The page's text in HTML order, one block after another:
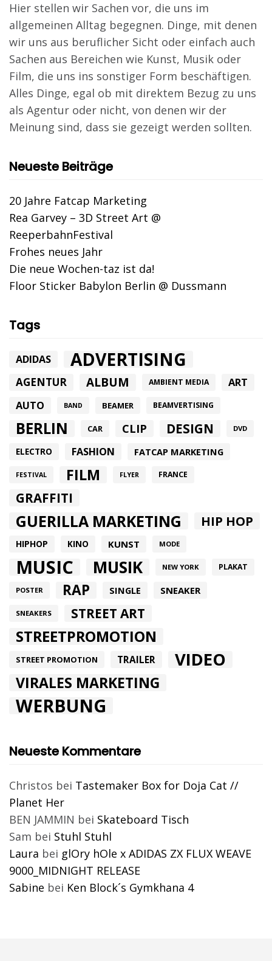
Hier stellen wir Sachen vor, die uns im
allgemeinen Alltag begegnen. Dinge, mit denen
wir uns aus beruflicher Sicht oder einfach auch
Sachen aus Bereichen wie Kunst, Musik oder
Film, die uns ins sonstiger Form beschäftigen.
Alles Dinge, egal ob mit direktem Bezug zu uns
als Agentur oder nicht, von denen wir der
Meinung sind, dass sie gezeigt werden sollten.
Neueste Beiträge
20 Jahre Fatcap Marketing
Rea Garvey – 3D Street Art @
ReeperbahnFestival
Frohes neues Jahr
Die neue Wochen-taz ist da!
Floor Sticker Babylon Berlin @ Dussmann
Tags
ADIDAS ADVERTISING
AGENTUR ALBUM AMBIENT MEDIA ART
AUTO BAND BEAMER BEAMVERTISING
BERLIN CAR CLIP DESIGN DVD
ELECTRO FASHION FATCAP MARKETING
FESTIVAL FILM FLYER FRANCE
GRAFFITI
GUERILLA MARKETING HIP HOP
HIPHOP KINO KUNST MODE
MUSIC MUSIK NEW YORK PLAKAT
POSTER RAP SINGLE SNEAKER
SNEAKERS STREET ART
STREETPROMOTION
STREET PROMOTION TRAILER VIDEO
VIRALES MARKETING
WERBUNG
Neueste Kommentare
Christos bei Tastemaker Box for Doja Cat //
Planet Her
BEN JAMMIN bei Skateboard Tisch
Sam bei Stuhl Stuhl
Laura bei glOry hOle x ADIDAS ZX FLUX WEAVE
9000_MIDNIGHT RELEASE
Sabine bei Ken Block´s Gymkhana 4